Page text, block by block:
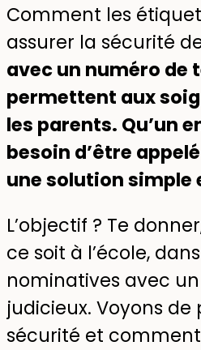
Comment les
assurer la sécurité
avec un numéro de
permettent aux
les parents. Qu’un
besoin d’être
une solution simple
L’objectif ? Te
ce soit à l’école,
nominatives avec
judicieux. Voyons
sécurité et